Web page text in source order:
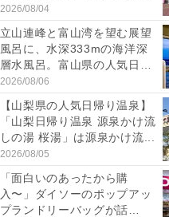
道...
2026/08/04
立山連峰と富山湾を望む展望
風呂に、水深333mの海洋深
層水風呂。富山県の人気日
帰...
2026/08/06
【山梨県の人気日帰り温泉】
「山梨日帰り温泉 源泉かけ流
しの湯 桜湯」は源泉かけ流...
2026/08/05
「面白いのあったから購
入〜」ダイソーのポップアッ
プランドリーバッグが話